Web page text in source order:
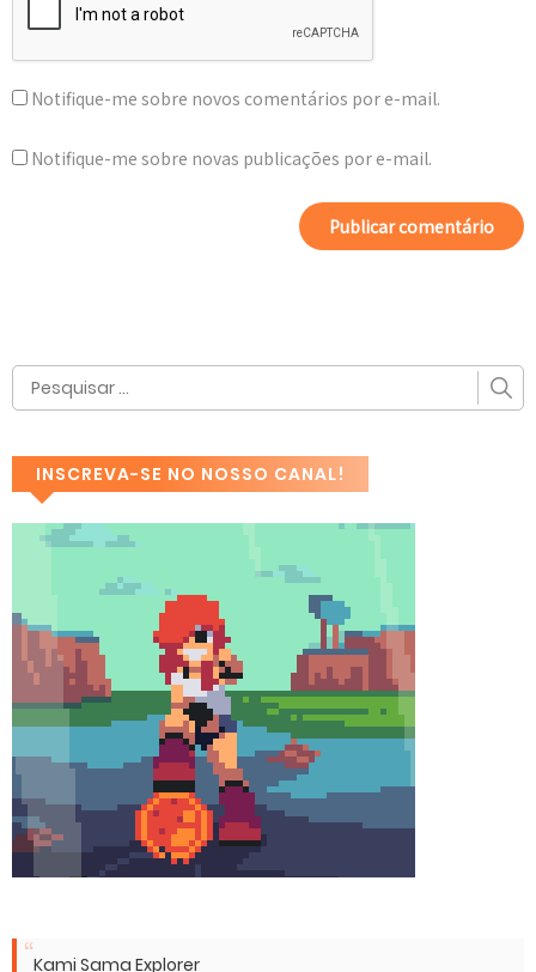
Notifique-me sobre novos comentários por e-mail.
Notifique-me sobre novas publicações por e-mail.
INSCREVA-SE NO NOSSO CANAL!
Kami Sama Explorer